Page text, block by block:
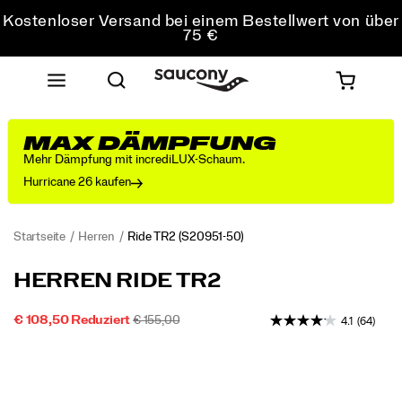
Kostenloser Versand bei einem Bestellwert von über
75 €
Kostenfreie Retouren bei allen Bestellungen
Sichere dir 10 % Rabatt auf deine erste Bestellung
MAX DÄMPFUNG
Mehr Dämpfung mit incrediLUX-Schaum.
Hurricane 26 kaufen
Startseite Herren Ride TR2 (S20951-50)
Gebaut
Laufvergnügen.
https://www.saucony.com/AT/de_AT/ride-
HERREN RIDE TR2
REDUZIERTER
€ 108,50 Reduziert ORIGINALPREIS:
€ 155,00INSTOCK 4.1 (64)